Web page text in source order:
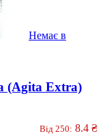
Немає в
(Agita Extra)
Від 250: 8.4 ₴